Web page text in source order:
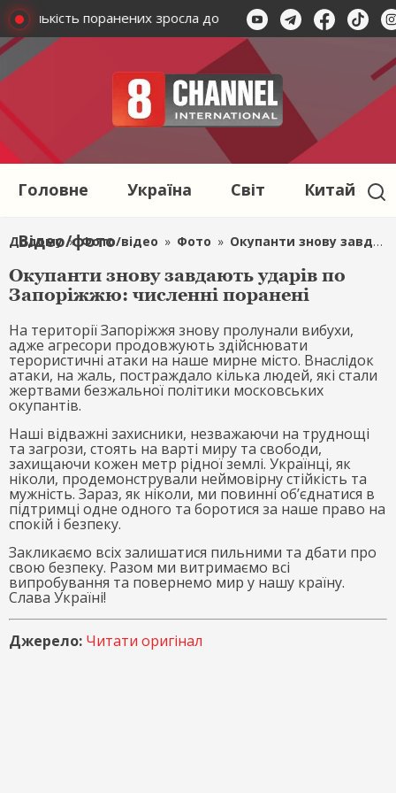
кількість поранених зросла до 13 осіб Ворог завдає
Головне Україна Світ Китай
Відео/фото
Додому » Фото/відео » Фото » Окупанти знову завдають ударів по Запоріжжю: численні поранені
Окупанти знову завдають ударів по
Запоріжжю: численні поранені
На території Запоріжжя знову пролунали вибухи,
адже агресори продовжують здійснювати
терористичні атаки на наше мирне місто. Внаслідок
атаки, на жаль, постраждало кілька людей, які стали
жертвами безжальної політики московських
окупантів.
Наші відважні захисники, незважаючи на труднощі
та загрози, стоять на варті миру та свободи,
захищаючи кожен метр рідної землі. Українці, як
ніколи, продемонстрували неймовірну стійкість та
мужність. Зараз, як ніколи, ми повинні об’єднатися в
підтримці одне одного та боротися за наше право на
спокій і безпеку.
Закликаємо всіх залишатися пильними та дбати про
свою безпеку. Разом ми витримаємо всі
випробування та повернемо мир у нашу країну.
Слава Україні!
Джерело: Читати оригінал